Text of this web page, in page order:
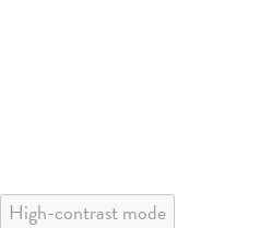
High-contrast mode